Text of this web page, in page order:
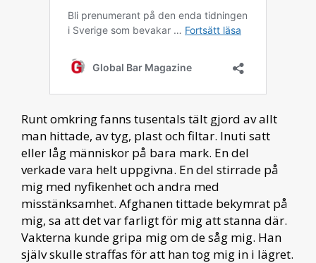
Runt omkring fanns tusentals tält gjord av allt
man hittade, av tyg, plast och filtar. Inuti satt
eller låg människor på bara mark. En del
verkade vara helt uppgivna. En del stirrade på
mig med nyfikenhet och andra med
misstänksamhet. Afghanen tittade bekymrat på
mig, sa att det var farligt för mig att stanna där.
Vakterna kunde gripa mig om de såg mig. Han
själv skulle straffas för att han tog mig in i lägret.